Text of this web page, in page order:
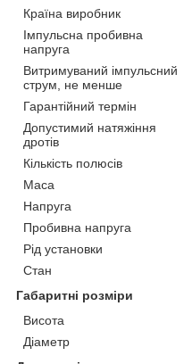
Країна виробник
Імпульсна пробивна
напруга
Витримуваний імпульсний
струм, не менше
Гарантійний термін
Допустимий натяжіння
дротів
Кількість полюсів
Маса
Напруга
Пробивна напруга
Рід установки
Стан
Габаритні розміри
Висота
Діаметр